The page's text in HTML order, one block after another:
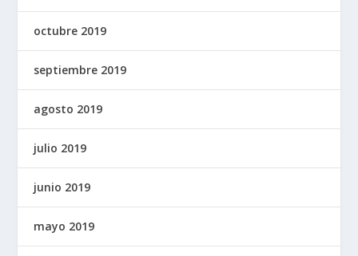
octubre 2019
septiembre 2019
agosto 2019
julio 2019
junio 2019
mayo 2019